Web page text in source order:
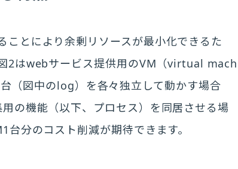
ことにより余剰リソースが最小化できるた
2はwebサービス提供用のVM（virtual mach
（図中のlog）を各々独立して動かす場合
の機能（以下、プロセス）を同居させる場
分のコスト削減が期待できます。